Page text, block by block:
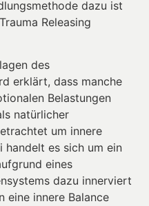
dazu ist
Releasing
des
erklärt, dass manche
Belastungen
natürlicher
um innere
handelt es sich um ein
eines
dazu innerviert
eine innere Balance